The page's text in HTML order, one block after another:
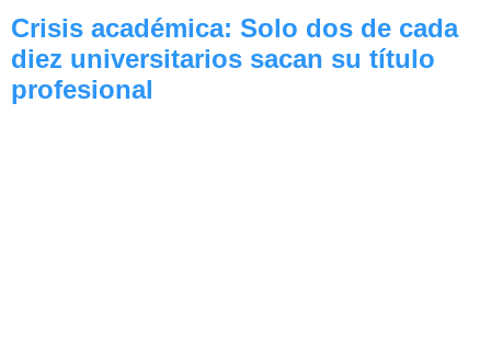
Crisis académica: Solo dos de cada
diez universitarios sacan su título
profesional